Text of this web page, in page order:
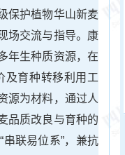
保护植物华山新麦
场交流与指导。康
年生种质资源，在
及育种转移利用工
源为材料，通过人
品质改良与育种的
联易位系”，兼抗